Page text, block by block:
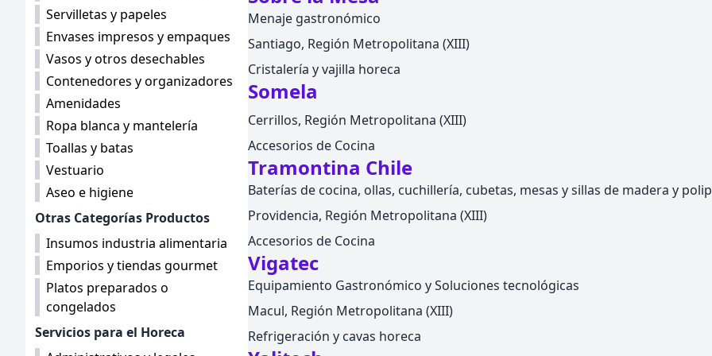
Servilletas y papeles
Envases impresos y empaques
Vasos y otros desechables
Contenedores y organizadores
Amenidades
Ropa blanca y mantelería
Toallas y batas
Vestuario
Aseo e higiene
Otras Categorías Productos
Insumos industria alimentaria
Emporios y tiendas gourmet
Platos preparados o
congelados
Servicios para el Horeca
Menaje gastronómico
Santiago, Región Metropolitana (XIII)
Cristalería y vajilla horeca
Somela
Cerrillos, Región Metropolitana (XIII)
Accesorios de Cocina
Tramontina Chile
Baterías de cocina, ollas, cuchillería, cubetas, mesas y sillas de madera y
Providencia, Región Metropolitana (XIII)
Accesorios de Cocina
Vigatec
Equipamiento Gastronómico y Soluciones tecnológicas
Macul, Región Metropolitana (XIII)
Refrigeración y cavas horeca